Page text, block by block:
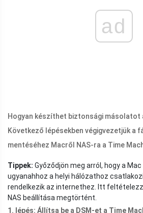
ad
Hogyan készíthet biztonsági másolatot
Következő lépésekben végigvezetjük a
mentéséhez Macről NAS-ra a Time
Tippek: Győződjön meg arról, hogy a Mac
ugyanahhoz a helyi hálózathoz
rendelkezik az internethez. Itt
NAS beállítása megtörtént.
1. lépés: Állítsa be a DSM-et a Time